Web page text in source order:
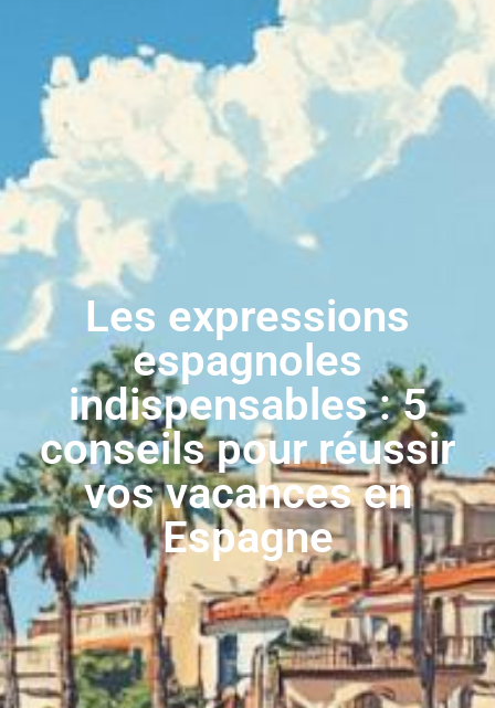
Les expressions
espagnoles
indispensables : 5
conseils pour réussir
vos vacances en
Espagne